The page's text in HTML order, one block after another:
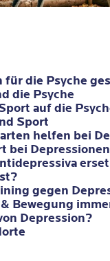
für die Psyche
die Psyche
auf die
Sport
helfen bei
bei
gegen
Bewegung
Depression?